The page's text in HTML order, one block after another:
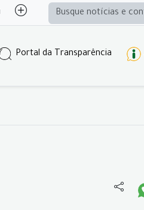
Portal da Transparência